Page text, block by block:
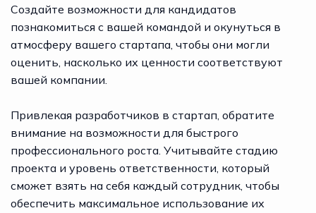
Создайте возможности для кандидатов
познакомиться с вашей командой и окунуться в
атмосферу вашего стартапа, чтобы они могли
оценить, насколько их ценности соответствуют
вашей компании.
Привлекая разработчиков в стартап, обратите
внимание на возможности для быстрого
профессионального роста. Учитывайте стадию
проекта и уровень ответственности, который
сможет взять на себя каждый сотрудник, чтобы
обеспечить максимальное использование их